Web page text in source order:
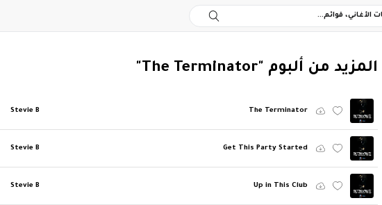
‏المزيد من ألبوم "The Terminator"
The Terminator
Stevie B
Get This Party Started
Stevie B
Up in This Club
Stevie B